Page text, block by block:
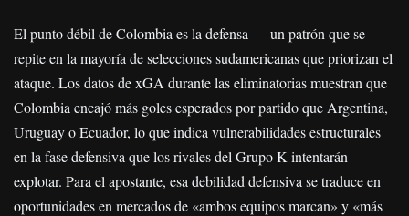
El punto débil de Colombia es la defensa — un patrón que se
repite en la mayoría de selecciones sudamericanas que priorizan el
ataque. Los datos de xGA durante las eliminatorias muestran que
Colombia encajó más goles esperados por partido que Argentina,
Uruguay o Ecuador, lo que indica vulnerabilidades estructurales
en la fase defensiva que los rivales del Grupo K intentarán
explotar. Para el apostante, esa debilidad defensiva se traduce en
oportunidades en mercados de «ambos equipos marcan» y «más